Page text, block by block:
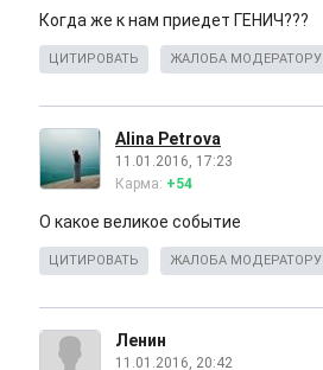
Когда же к нам приедет ГЕНИЧ???
ЦИТИРОВАТЬ ЖАЛОБА МОДЕРАТОРУ
Alina Petrova
11.01.2016, 17:23
Карма: +54
О какое великое событие
ЦИТИРОВАТЬ ЖАЛОБА МОДЕРАТОРУ
Ленин
11.01.2016, 20:42